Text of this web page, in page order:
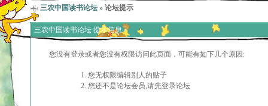
三农中国读书论坛 » 论坛提示
三农中国读书论坛 提示信息
您没有登录或者您没有权限访问此页面，可能有如下几个原因:
您无权限编辑别人的贴子
您还不是论坛会员,请先登录论坛